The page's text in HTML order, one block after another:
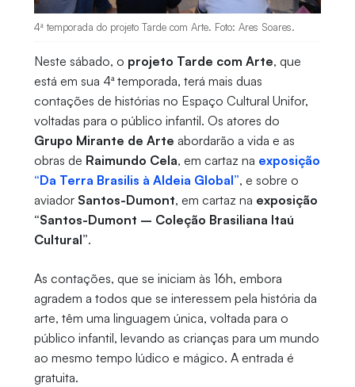
4ª temporada do projeto Tarde com Arte. Foto: Ares Soares.
Neste sábado, o projeto Tarde com Arte, que
está em sua 4ª temporada, terá mais duas
contações de histórias no Espaço Cultural Unifor,
voltadas para o público infantil. Os atores do
Grupo Mirante de Arte abordarão a vida e as
obras de Raimundo Cela, em cartaz na exposição
“Da Terra Brasilis à Aldeia Global”, e sobre o
aviador Santos-Dumont, em cartaz na exposição
“Santos-Dumont – Coleção Brasiliana Itaú
Cultural”.
As contações, que se iniciam às 16h, embora
agradem a todos que se interessem pela história da
arte, têm uma linguagem única, voltada para o
público infantil, levando as crianças para um mundo
ao mesmo tempo lúdico e mágico. A entrada é
gratuita.